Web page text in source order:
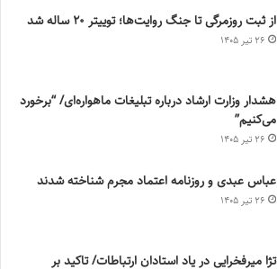
از ثبت روزمرگی تا جنگ روایت‌ها؛ توییتر ۲۰ ساله شد
۲۶ تیر ۱۴۰۵
هشدار وزارت ارشاد درباره تبلیغات ماهواره‌ای/ “برخورد
می‌کنیم”
۲۶ تیر ۱۴۰۵
عباس عبدی و روزنامه اعتماد مجرم شناخته شدند
۲۶ تیر ۱۴۰۵
تژا میرفخرایی در یاد استادان ارتباطات/ تاکید بر